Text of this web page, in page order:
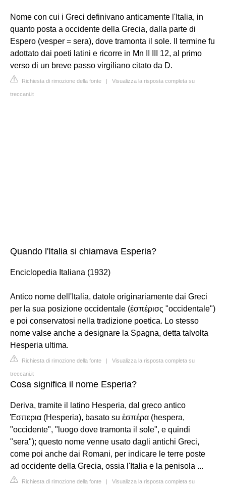
Nome con cui i Greci definivano anticamente l'Italia, in
quanto posta a occidente della Grecia, dalla parte di
Espero (vesper = sera), dove tramonta il sole. Il termine fu
adottato dai poeti latini e ricorre in Mn II III 12, al primo
verso di un breve passo virgiliano citato da D.
Richiesta di rimozione della fonte | Visualizza la risposta completa su
treccani.it
Quando l'Italia si chiamava Esperia?
Enciclopedia Italiana (1932)
Antico nome dell'Italia, datole originariamente dai Greci
per la sua posizione occidentale (ἑσπέρισς "occidentale")
e poi conservatosi nella tradizione poetica. Lo stesso
nome valse anche a designare la Spagna, detta talvolta
Hesperia ultima.
Richiesta di rimozione della fonte | Visualizza la risposta completa su
treccani.it
Cosa significa il nome Esperia?
Deriva, tramite il latino Hesperia, dal greco antico
Ἑσπερια (Hesperia), basato su ἑσπέρα (hespera,
"occidente", "luogo dove tramonta il sole", e quindi
"sera"); questo nome venne usato dagli antichi Greci,
come poi anche dai Romani, per indicare le terre poste
ad occidente della Grecia, ossia l'Italia e la penisola ...
Richiesta di rimozione della fonte | Visualizza la risposta completa su